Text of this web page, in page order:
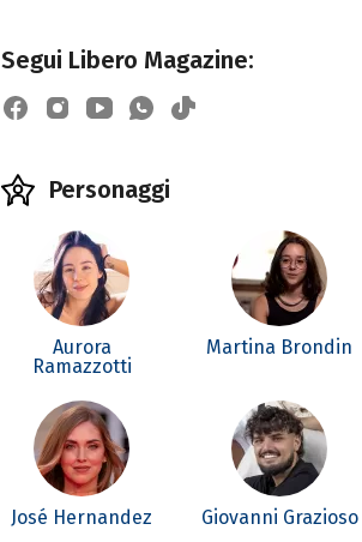
Segui Libero Magazine:
Personaggi
Aurora
Ramazzotti
Martina Brondin
José Hernandez Giovanni Grazioso